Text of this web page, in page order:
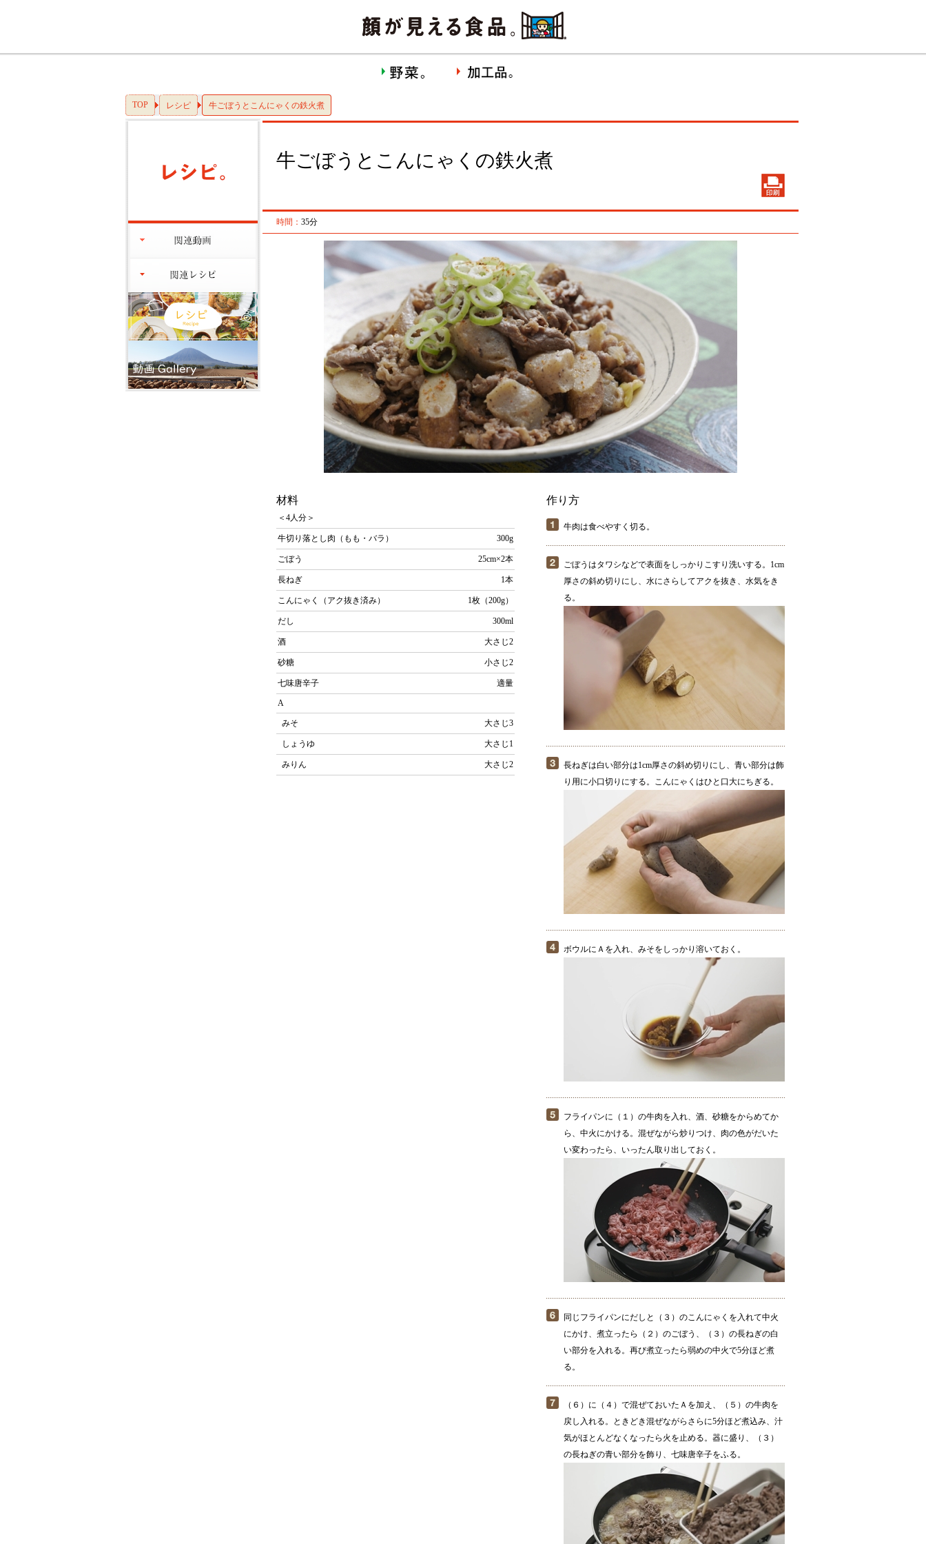
TOP レシピ 牛ごぼうとこんにゃくの鉄火煮
牛ごぼうとこんにゃくの鉄火煮
時間： 35分
材料
＜4人分＞
牛切り落とし肉（もも・バラ） 300g
ごぼう 25cm×2本
長ねぎ 1本
こんにゃく（アク抜き済み） 1枚（200g）
だし 300ml
酒 大さじ2
砂糖 小さじ2
七味唐辛子 適量
A
みそ 大さじ3
しょうゆ 大さじ1
みりん 大さじ2
作り方
牛肉は食べやすく切る。
ごぼうはタワシなどで表面をしっかりこすり洗いする。1cm
厚さの斜め切りにし、水にさらしてアクを抜き、水気をき
る。
長ねぎは白い部分は1cm厚さの斜め切りにし、青い部分は飾
り用に小口切りにする。こんにゃくはひと口大にちぎる。
ボウルにＡを入れ、みそをしっかり溶いておく。
フライパンに（１）の牛肉を入れ、酒、砂糖をからめてか
ら、中火にかける。混ぜながら炒りつけ、肉の色がだいた
い変わったら、いったん取り出しておく。
同じフライパンにだしと（３）のこんにゃくを入れて中火
にかけ、煮立ったら（２）のごぼう、（３）の長ねぎの白
い部分を入れる。再び煮立ったら弱めの中火で5分ほど煮
る。
（６）に（４）で混ぜておいたＡを加え、（５）の牛肉を
戻し入れる。ときどき混ぜながらさらに5分ほど煮込み、汁
気がほとんどなくなったら火を止める。器に盛り、（３）
の長ねぎの青い部分を飾り、七味唐辛子をふる。